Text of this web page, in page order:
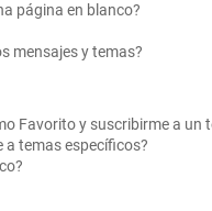
página en blanco?
mensajes y temas?
Favorito y suscribirme a un
a temas específicos?